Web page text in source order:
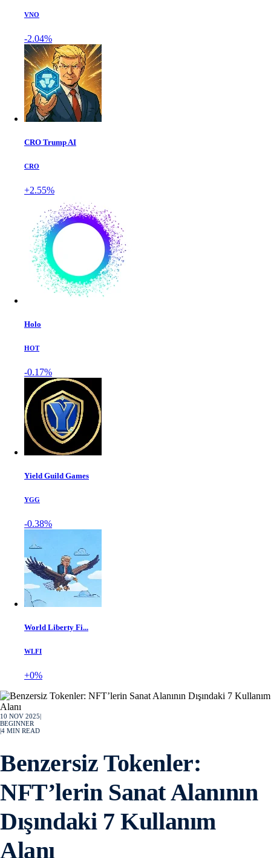
VNO
-2.04%
CRO Trump AI
CRO
+2.55%
Holo
HOT
-0.17%
Yield Guild Games
YGG
-0.38%
World Liberty Fi...
WLFI
+0%
10 NOV 2025
BEGINNER
4 MIN READ
Benzersiz Tokenler:
NFT’lerin Sanat Alanının
Dışındaki 7 Kullanım
Alanı